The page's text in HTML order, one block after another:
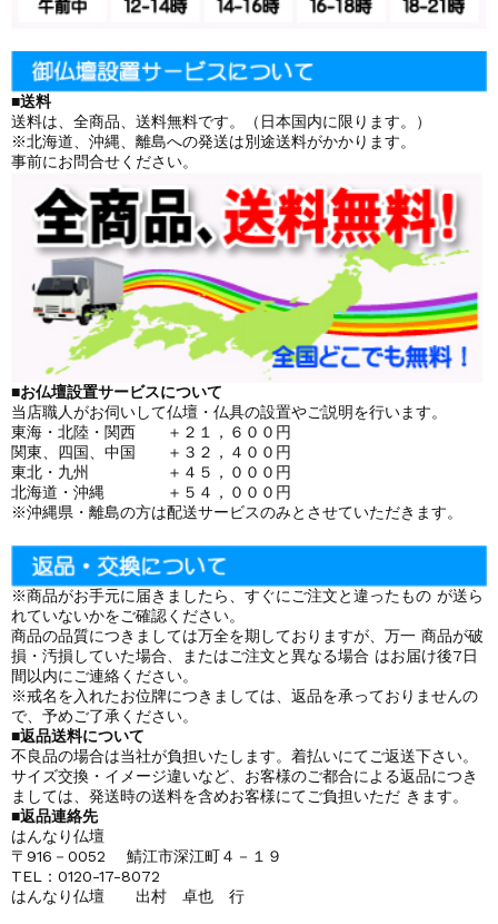
■送料
送料は、全商品、送料無料です。（日本国内に限ります。）
※北海道、沖縄、離島への発送は別途送料がかかります。
事前にお問合せください。
■お仏壇設置サービスについて
当店職人がお伺いして仏壇・仏具の設置やご説明を行います。
東海・北陸・関西 ＋２１，６００円
関東、四国、中国 ＋３２，４００円
東北・九州 ＋４５，０００円
北海道・沖縄 ＋５４，０００円
※沖縄県・離島の方は配送サービスのみとさせていただきます。
※商品がお手元に届きましたら、すぐにご注文と違ったもの が送ら
れていないかをご確認ください。
商品の品質につきましては万全を期しておりますが、万一 商品が破
損・汚損していた場合、またはご注文と異なる場合 はお届け後7日
間以内にご連絡ください。
※戒名を入れたお位牌につきましては、返品を承っておりませんの
で、予めご了承ください。
■返品送料について
不良品の場合は当社が負担いたします。着払いにてご返送下さい。
サイズ交換・イメージ違いなど、お客様のご都合による返品につき
ましては、発送時の送料を含めお客様にてご負担いただ きます。
■返品連絡先
はんなり仏壇
〒916－0052 鯖江市深江町４－１９
TEL：0120-17-8072
はんなり仏壇 出村 卓也 行